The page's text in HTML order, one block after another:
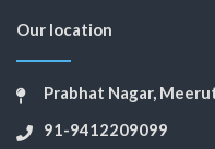
Our location
Prabhat Nagar,
91-9412209099